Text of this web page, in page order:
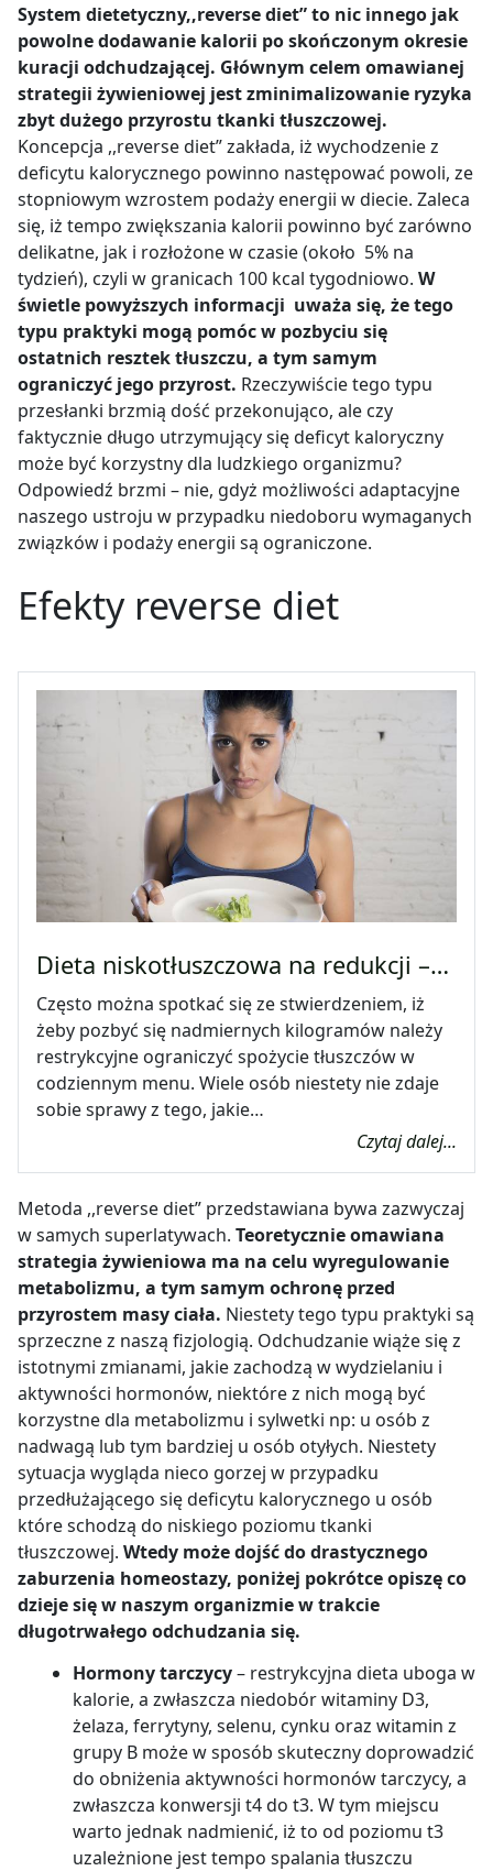
System dietetyczny,,reverse diet” to nic innego jak
powolne dodawanie kalorii po skończonym okresie
kuracji odchudzającej. Głównym celem omawianej
strategii żywieniowej jest zminimalizowanie ryzyka
zbyt dużego przyrostu tkanki tłuszczowej.
Koncepcja ,,reverse diet” zakłada, iż wychodzenie z
deficytu kalorycznego powinno następować powoli, ze
stopniowym wzrostem podaży energii w diecie. Zaleca
się, iż tempo zwiększania kalorii powinno być zarówno
delikatne, jak i rozłożone w czasie (około 5% na
tydzień), czyli w granicach 100 kcal tygodniowo. W
świetle powyższych informacji uważa się, że tego
typu praktyki mogą pomóc w pozbyciu się
ostatnich resztek tłuszczu, a tym samym
ograniczyć jego przyrost. Rzeczywiście tego typu
przesłanki brzmią dość przekonująco, ale czy
faktycznie długo utrzymujący się deficyt kaloryczny
może być korzystny dla ludzkiego organizmu?
Odpowiedź brzmi – nie, gdyż możliwości adaptacyjne
naszego ustroju w przypadku niedoboru wymaganych
związków i podaży energii są ograniczone.
Efekty reverse diet
Dieta niskotłuszczowa na redukcji –…
Często można spotkać się ze stwierdzeniem, iż
żeby pozbyć się nadmiernych kilogramów należy
restrykcyjne ograniczyć spożycie tłuszczów w
codziennym menu. Wiele osób niestety nie zdaje
sobie sprawy z tego, jakie…
Czytaj dalej...
Metoda ,,reverse diet” przedstawiana bywa zazwyczaj
w samych superlatywach. Teoretycznie omawiana
strategia żywieniowa ma na celu wyregulowanie
metabolizmu, a tym samym ochronę przed
przyrostem masy ciała. Niestety tego typu praktyki są
sprzeczne z naszą fizjologią. Odchudzanie wiąże się z
istotnymi zmianami, jakie zachodzą w wydzielaniu i
aktywności hormonów, niektóre z nich mogą być
korzystne dla metabolizmu i sylwetki np: u osób z
nadwagą lub tym bardziej u osób otyłych. Niestety
sytuacja wygląda nieco gorzej w przypadku
przedłużającego się deficytu kalorycznego u osób
które schodzą do niskiego poziomu tkanki
tłuszczowej. Wtedy może dojść do drastycznego
zaburzenia homeostazy, poniżej pokrótce opiszę co
dzieje się w naszym organizmie w trakcie
długotrwałego odchudzania się.
Hormony tarczycy– restrykcyjna dieta uboga w
kalorie, a zwłaszcza niedobór witaminy D3,
żelaza, ferrytyny, selenu, cynku oraz witamin z
grupy B może w sposób skuteczny doprowadzić
do obniżenia aktywności hormonów tarczycy, a
zwłaszcza konwersji t4 do t3. W tym miejscu
warto jednak nadmienić, iż to od poziomu t3
uzależnione jest tempo spalania tłuszczu